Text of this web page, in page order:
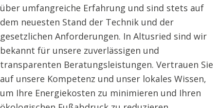
über umfangreiche Erfahrung und sind stets auf
dem neuesten Stand der Technik und der
gesetzlichen Anforderungen. In Altusried sind wir
bekannt für unsere zuverlässigen und
transparenten Beratungsleistungen. Vertrauen Sie
auf unsere Kompetenz und unser lokales Wissen,
um Ihre Energiekosten zu minimieren und Ihren